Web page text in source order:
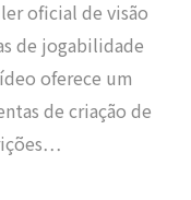
oficial de visão
de jogabilidade
oferece um
de criação de